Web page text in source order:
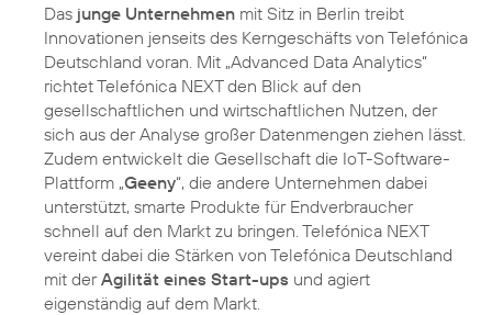
Das junge Unternehmen mit Sitz in Berlin treibt
Innovationen jenseits des Kerngeschäfts von Telefónica
Deutschland voran. Mit „Advanced Data Analytics“
richtet Telefónica NEXT den Blick auf den
gesellschaftlichen und wirtschaftlichen Nutzen, der
sich aus der Analyse großer Datenmengen ziehen lässt.
Zudem entwickelt die Gesellschaft die IoT-Software-
Plattform „Geeny“, die andere Unternehmen dabei
unterstützt, smarte Produkte für Endverbraucher
schnell auf den Markt zu bringen. Telefónica NEXT
vereint dabei die Stärken von Telefónica Deutschland
mit derAgilität eines Start-ups und agiert
eigenständig auf dem Markt.